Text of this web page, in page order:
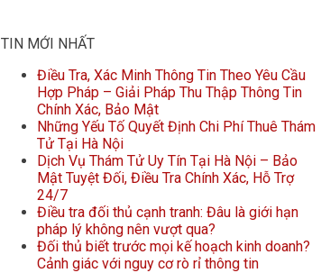
TIN MỚI NHẤT
Điều Tra, Xác Minh Thông Tin Theo Yêu Cầu
Hợp Pháp – Giải Pháp Thu Thập Thông Tin
Chính Xác, Bảo Mật
Những Yếu Tố Quyết Định Chi Phí Thuê Thám
Tử Tại Hà Nội
Dịch Vụ Thám Tử Uy Tín Tại Hà Nội – Bảo
Mật Tuyệt Đối, Điều Tra Chính Xác, Hỗ Trợ
24/7
Điều tra đối thủ cạnh tranh: Đâu là giới hạn
pháp lý không nên vượt qua?
Đối thủ biết trước mọi kế hoạch kinh doanh?
Cảnh giác với nguy cơ rò rỉ thông tin